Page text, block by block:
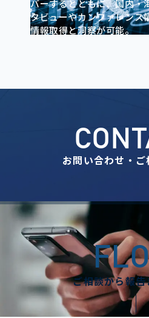
バーするとともに、国内・
タビューやカンファレンス
情報取得と洞察が可能。
お問い合わせ・
ご相談から報